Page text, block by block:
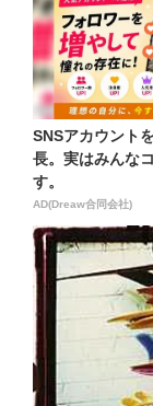
SNSアカウント
長。実はみんな
す。
AD(Dreaw合同会社)